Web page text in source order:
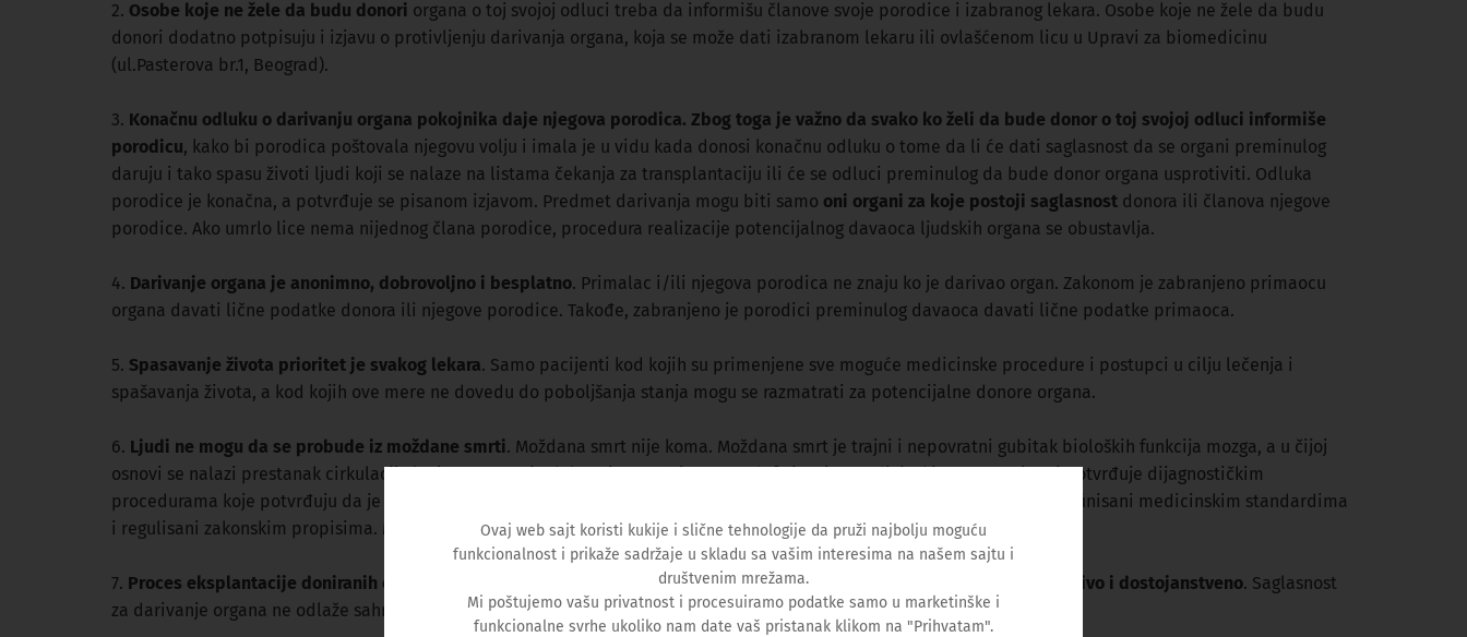
2. Osobe koje ne žele da budu donori organa o toj svojoj odluci treba da informišu članove svoje porodice i izabranog lekara. Osobe koje ne žele da budu
donori dodatno potpisuju i izjavu o protivljenju darivanja organa, koja se može dati izabranom lekaru ili ovlašćenom licu u Upravi za biomedicinu
(ul.Pasterova br.1, Beograd).
3. Konačnu odluku o darivanju organa pokojnika daje njegova porodica. Zbog toga je važno da svako ko želi da bude donor o toj svojoj odluci informiše
porodicu, kako bi porodica poštovala njegovu volju i imala je u vidu kada donosi konačnu odluku o tome da li će dati saglasnost da se organi preminulog
daruju i tako spasu životi ljudi koji se nalaze na listama čekanja za transplantaciju ili će se odluci preminulog da bude donor organa usprotiviti. Odluka
porodice je konačna, a potvrđuje se pisanom izjavom. Predmet darivanja mogu biti samo oni organi za koje postoji saglasnost donora ili članova njegove
porodice. Ako umrlo lice nema nijednog člana porodice, procedura realizacije potencijalnog davaoca ljudskih organa se obustavlja.
4. Darivanje organa je anonimno, dobrovoljno i besplatno. Primalac i/ili njegova porodica ne znaju ko je darivao organ. Zakonom je zabranjeno primaocu
organa davati lične podatke donora ili njegove porodice. Takođe, zabranjeno je porodici preminulog davaoca davati lične podatke primaoca.
5. Spasavanje života prioritet je svakog lekara. Samo pacijenti kod kojih su primenjene sve moguće medicinske procedure i postupci u cilju lečenja i
spašavanja života, a kod kojih ove mere ne dovedu do poboljšanja stanja mogu se razmatrati za potencijalne donore organa.
6. Ljudi ne mogu da se probude iz moždane smrti. Moždana smrt nije koma. Moždana smrt je trajni i nepovratni gubitak bioloških funkcija mozga, a u čijoj
osnovi se nalazi prestanak cirkulacije krvi u mozgu. Tim lekara je utvrđuje strogo definisanim medicinskim postupcima i potvrđuje dijagnostičkim
procedurama koje potvrđuju da je dotok krvi u mozak prekinut, a moždane ćelije nepovratno oštećene. Svi postupci su definisani medicinskim standardima
i regulisani zakonskim propisima. Moždana smrt je smrt čoveka.
7. Proces eksplantacije doniranih organa obavlja se hirurškim zahvatom. Tokom procedure telo pokojnika tretira se pažljivo i dostojanstveno. Saglasnost
za darivanje organa ne odlaže sahranu preminulog.
Ovaj web sajt koristi kukije i slične tehnologije da pruži najbolju moguću
funkcionalnost i prikaže sadržaje u skladu sa vašim interesima na našem sajtu i
društvenim mrežama.
Mi poštujemo vašu privatnost i procesuiramo podatke samo u marketinške i
funkcionalne svrhe ukoliko nam date vaš pristanak klikom na "Prihvatam".